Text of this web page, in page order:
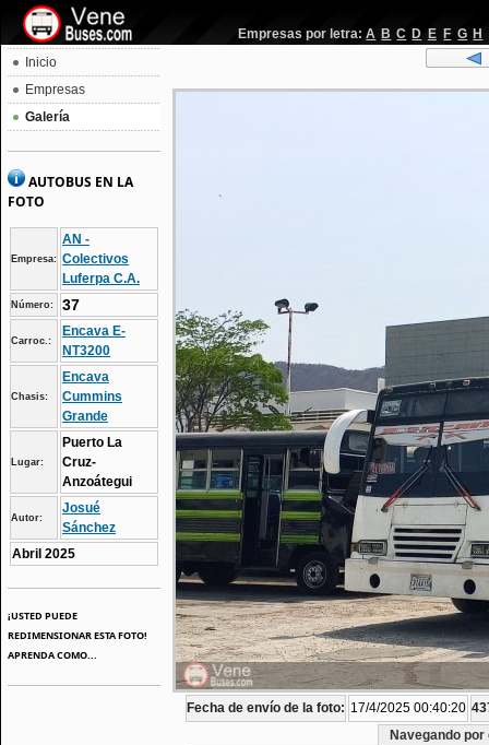
Empresas por letra: A B C D E F G H
Inicio
Empresas
Galería
AUTOBUS EN LA
FOTO
Empresa:
AN -
Colectivos
Luferpa C.A.
Número: 37
Carroc.:
Encava E-
NT3200
Chasis:
Encava
Cummins
Grande
Lugar:
Puerto La
Cruz-
Anzoátegui
Autor:
Josué
Sánchez
Abril 2025
¡USTED PUEDE
REDIMENSIONAR ESTA FOTO!
APRENDA COMO...
Fecha de envío de la foto: 17/4/2025 00:40:20
Navegando